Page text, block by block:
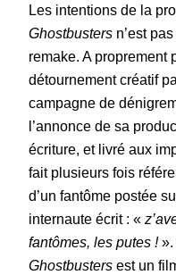
Les intentions de la
Ghostbusters n’est
remake. A proprement
détournement créatif
campagne de
l’annonce de sa
écriture, et livré aux
fait plusieurs fois
d’un fantôme postée
internaute écrit : «
fantômes, les putes !».
Ghostbusters est un